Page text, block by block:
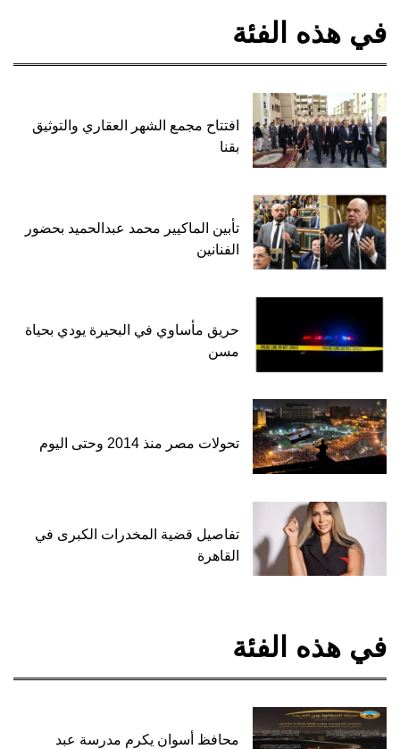
في هذه الفئة
افتتاح مجمع الشهر العقاري والتوثيق
بقنا
تأبين الماكيير محمد عبدالحميد بحضور
الفنانين
حريق مأساوي في البحيرة يودي بحياة
مسن
تحولات مصر منذ 2014 وحتى اليوم
تفاصيل قضية المخدرات الكبرى في
القاهرة
في هذه الفئة
محافظ أسوان يكرم مدرسة عبد